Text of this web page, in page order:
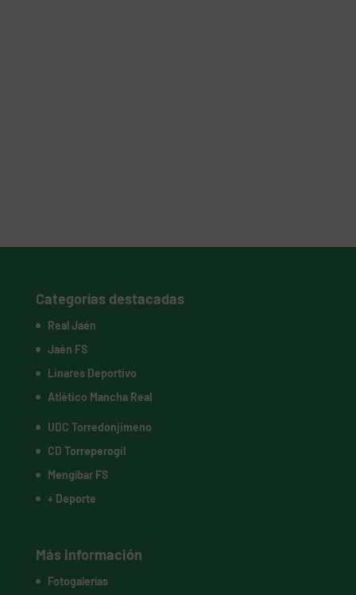
Categorías destacadas
Real Jaén
Jaén FS
Linares Deportivo
Atlético Mancha Real
UDC Torredonjimeno
CD Torreperogil
Mengíbar FS
+ Deporte
Más información
Fotogalerías